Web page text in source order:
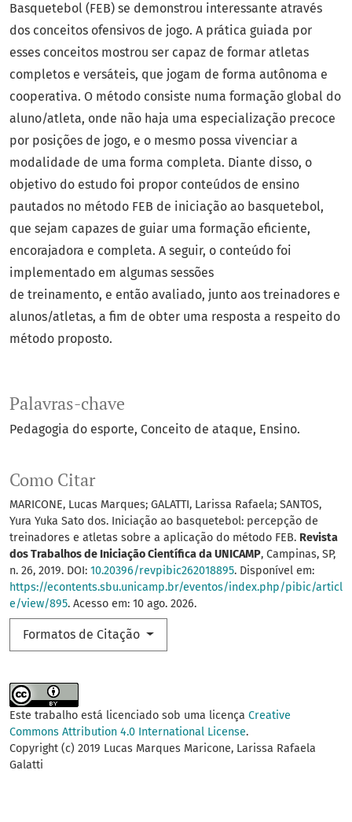
Palavras-chave
Pedagogia do esporte Conceito de ataque Ensino.
Como Citar
MARICONE, Lucas Marques; GALATTI, Larissa Rafaela; SANTOS,
Yura Yuka Sato dos. Iniciação ao basquetebol: percepção de
treinadores e atletas sobre a aplicação do método FEB. Revista
dos Trabalhos de Iniciação Científica da UNICAMP, Campinas, SP,
n. 26, 2019. DOI: 10.20396/revpibic262018895. Disponível em:
https://econtents.sbu.unicamp.br/eventos/index.php/pibic/articl
e/view/895. Acesso em: 10 ago. 2026.
Formatos de Citação
Basquetebol (FEB) se demonstrou interessante através
dos conceitos ofensivos de jogo. A prática guiada por
esses conceitos mostrou ser capaz de formar atletas
completos e versáteis, que jogam de forma autônoma e
cooperativa. O método consiste numa formação global do
aluno/atleta, onde não haja uma especialização precoce
por posições de jogo, e o mesmo possa vivenciar a
modalidade de uma forma completa. Diante disso, o
objetivo do estudo foi propor conteúdos de ensino
pautados no método FEB de iniciação ao basquetebol,
que sejam capazes de guiar uma formação eficiente,
encorajadora e completa. A seguir, o conteúdo foi
implementado em algumas sessões
de treinamento, e então avaliado, junto aos treinadores e
alunos/atletas, a fim de obter uma resposta a respeito do
método proposto.
Este trabalho está licenciado sob uma licença Creative
Commons Attribution 4.0 International License.
Copyright (c) 2019 Lucas Marques Maricone, Larissa Rafaela
Galatti